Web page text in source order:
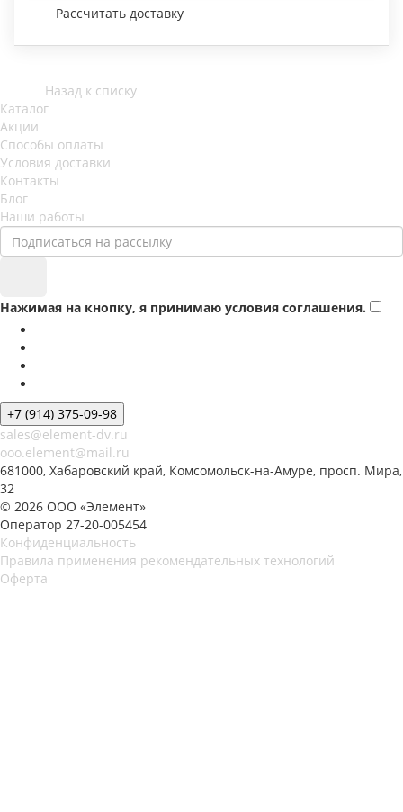
Рассчитать доставку
Назад к списку
Каталог
Акции
Способы оплаты
Условия доставки
Контакты
Блог
Наши работы
Нажимая на кнопку, я принимаю условия соглашения.
+7 (914) 375-09-98
sales@element-dv.ru
ooo.element@mail.ru
681000, Хабаровский край, Комсомольск-на-Амуре, просп. Мира,
32
© 2026 ООО «Элемент»
Оператор 27-20-005454
Конфиденциальность
Правила применения рекомендательных технологий
Оферта